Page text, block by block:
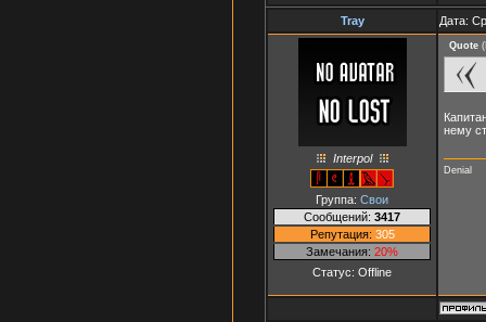
Tray Дата:
Interpol
Группа: Свои
Сообщений: 3417
Репутация: 305
Замечания: 20%
Статус: Offline
Quote (
нему
Denial